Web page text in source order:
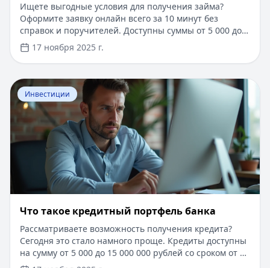
Ищете выгодные условия для получения займа?
Оформите заявку онлайн всего за 10 минут без
справок и поручителей. Доступны суммы от 5 000 до
100 000 рублей на срок до 24 месяцев. Решение
принимается автоматически, а деньги поступают на
карту в течение 15 минут после одобрения. Для новых
клиентов действует специальное предложение со
сниженной процентной ставкой.
17 ноября 2025 г.
Перейти к статье: Что такое кредитный портфель
Инвестиции
Что такое кредитный портфель банка
Рассматриваете возможность получения кредита?
Сегодня это стало намного проще. Кредиты доступны
на сумму от 5 000 до 15 000 000 рублей со сроком от 1
дня до 30 лет. Одобрение за 5 минут, минимум